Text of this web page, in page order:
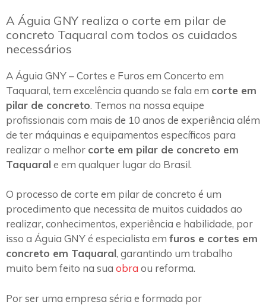
A Águia GNY realiza o corte em pilar de
concreto Taquaral com todos os cuidados
necessários
A Águia GNY – Cortes e Furos em Concerto em
Taquaral, tem excelência quando se fala em corte em
pilar de concreto. Temos na nossa equipe
profissionais com mais de 10 anos de experiência além
de ter máquinas e equipamentos específicos para
realizar o melhor corte em pilar de concreto em
Taquaral e em qualquer lugar do Brasil.
O processo de corte em pilar de concreto é um
procedimento que necessita de muitos cuidados ao
realizar, conhecimentos, experiência e habilidade, por
isso a Águia GNY é especialista em furos e cortes em
concreto em Taquaral, garantindo um trabalho
muito bem feito na sua obra ou reforma.
Por ser uma empresa séria e formada por